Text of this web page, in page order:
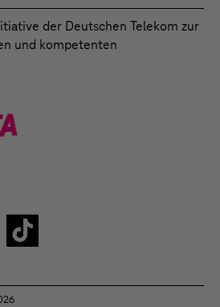
der Deutschen Telekom zur
und kompetenten